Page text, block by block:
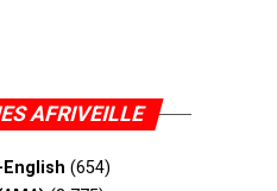
AFRIVEILLE
(654)